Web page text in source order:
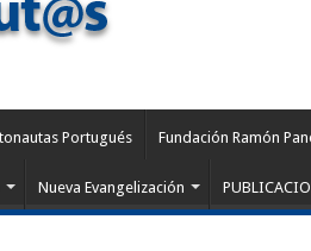
Portugués Fundación Ramón
Nueva Evangelización